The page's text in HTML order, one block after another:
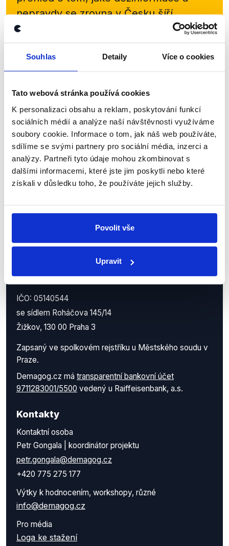
Souhlas Detaily Více o cookies
Tato webová stránka používá cookies
K personalizaci obsahu a reklam, poskytování funkcí
sociálních médií a analýze naší návštěvnosti využíváme
soubory cookie. Informace o tom, jak náš web používáte,
sdílíme se svými partnery pro sociální média, inzerci a
analýzy. Partneři tyto údaje mohou zkombinovat s
dalšími informacemi, které jste jim poskytli nebo které
získali v důsledku toho, že používáte jejich služby.
Povolit vše
Upravit
nepravdy se zrovna v Česku šíří.
Newsletter WhatsApp
Sociální sítě
Nenechte si ujít nejnovější události
z Demagog.cz. Sdílením našich
příspěvků přátelům podpoříte naši
práci.
Demagog.cz, z.s.
IČO: 05140544
se sídlem Roháčova 145/14
Žižkov, 130 00 Praha 3
Zapsaný ve spolkovém rejstříku u Městského soudu v
Praze.
Demagog.cz má transparentní bankovní účet
9711283001/5500 vedený u Raiffeisenbank, a.s.
Kontakty
Kontaktní osoba
Petr Gongala | koordinátor projektu
petr.gongala@demagog.cz
+420 775 275 177
Výtky k hodnocením, workshopy, různé
info@demagog.cz
Pro média
Loga ke stažení